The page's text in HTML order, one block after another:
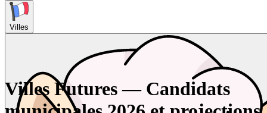
Villes
Villes Futures — Candidats